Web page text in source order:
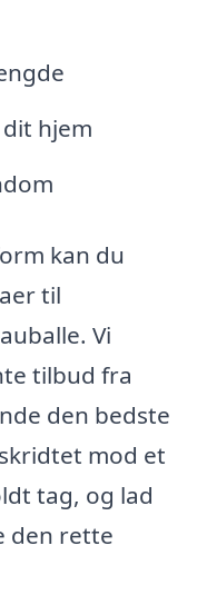
hjem
kan du
til
Vi
tilbud fra
den bedste
mod et
tag, og lad
den rette